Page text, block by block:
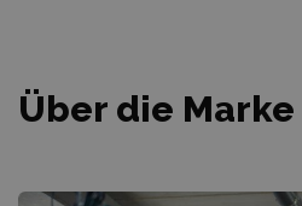
Über die Marke